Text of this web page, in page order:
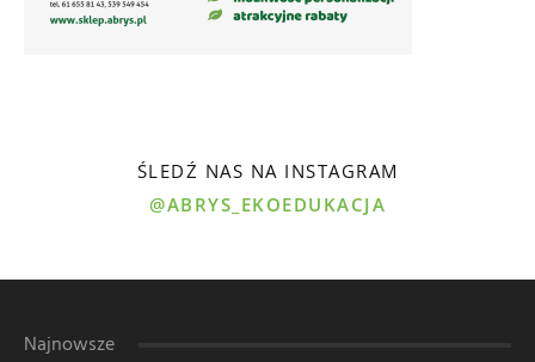
ŚLEDŹ NAS NA INSTAGRAM
@ABRYS_EKOEDUKACJA
Najnowsze